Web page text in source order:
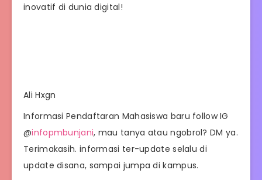
inovatif di dunia digital!
Ali Hxgn
Informasi Pendaftaran Mahasiswa baru follow IG
@infopmbunjani, mau tanya atau ngobrol? DM ya.
Terimakasih. informasi ter-update selalu di
update disana, sampai jumpa di kampus.